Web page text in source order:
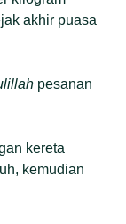
akhir puasa
pesanan
kereta
kemudian